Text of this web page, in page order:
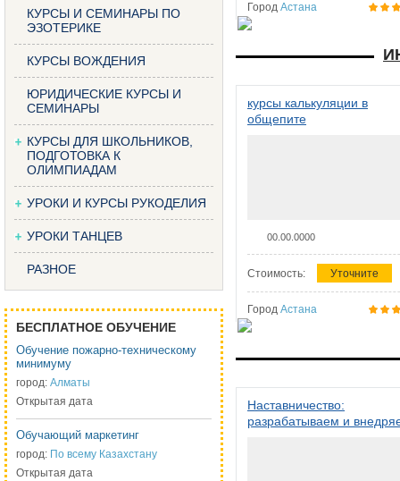
КУРСЫ И СЕМИНАРЫ ПО
ЭЗОТЕРИКЕ
КУРСЫ ВОЖДЕНИЯ
ЮРИДИЧЕСКИЕ КУРСЫ И
СЕМИНАРЫ
КУРСЫ ДЛЯ ШКОЛЬНИКОВ,
ПОДГОТОВКА К
ОЛИМПИАДАМ
УРОКИ И КУРСЫ РУКОДЕЛИЯ
УРОКИ ТАНЦЕВ
РАЗНОЕ
БЕСПЛАТНОЕ ОБУЧЕНИЕ
Обучение пожарно-техническому
минимуму
город: Алматы
Открытая дата
Обучающий маркетинг
город: По всему Казахстану
Открытая дата
Город Астана
курсы калькуляции в
общепите
00.00.0000
Стоимость: Уточните
Город Астана
Наставничество:
разрабатываем и